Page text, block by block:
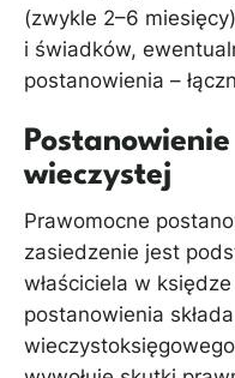
(zwykle 2–6
i świadków,
postanowienia –
wieczystej
Prawomocne
zasiedzenie jest
właściciela w
postanowienia